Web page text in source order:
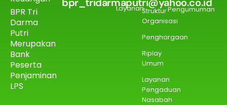
BPR Tri
Darma
Putri
Merupakan
Bank
Peserta
Penjaminan
LPS
LayananStruktur
Organisasi
Penghargaan
Riplay
Umum
Layanan
Pengaduan
Nasabah
Pengumuman